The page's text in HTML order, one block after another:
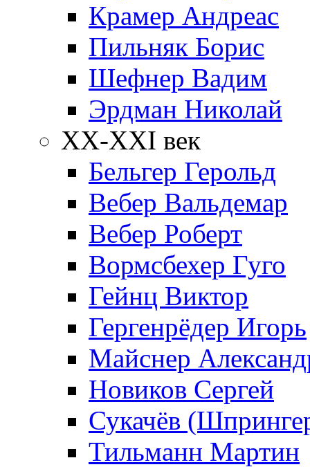
Крамер Андреас
Пильняк Борис
Шефнер Вадим
Эрдман Николай
ХХ-XXI век
Бельгер Герольд
Вебер Вальдемар
Вебер Роберт
Вормсбехер Гуго
Гейнц Виктор
Гергенрёдер Игорь
Майснер
Новиков Сергей
Сукачёв
Тильманн Мартин